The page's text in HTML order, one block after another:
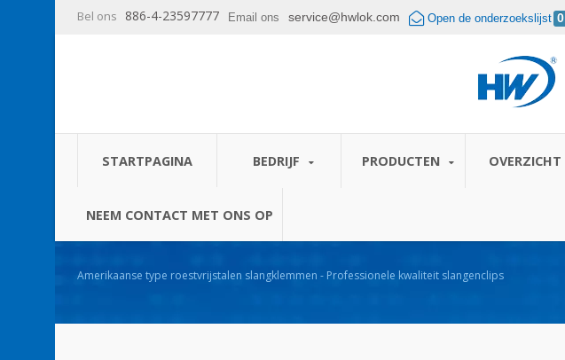
Bel ons 886-4-23597777 Email ons service@hwlok.com Open de onderzoekslijst 0
STARTPAGINA BEDRIJF PRODUCTEN OVERZICHT
NEEM CONTACT MET ONS OP
Amerikaanse type roestvrijstalen slangklemmen - Professionele kwaliteit slangenclips